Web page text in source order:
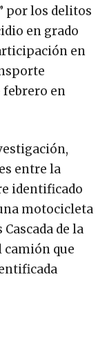
por los delitos
en grado
en
febrero en
entre la
identificado
motocicleta
de la
camión que